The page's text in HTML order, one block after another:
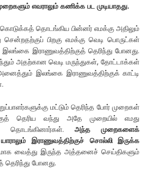
எவராலும் கணிக்க பட முடியாதது.
தொடங்கிய பின்னர் எமக்கு அதிலும்
சென்றதற்குப் பிறகு எமக்கு வெடி பொருட்கள்
இராணுவத்திற்குத் தெரிந்து போனது.
அதற்கான வெடி மருந்துகள், தோட்டாக்கள்
இலங்கை இராணுவத்திற்குக் காட்டி
மட்டும் தெரிந்த போர் முறைகள்
தெரிய வந்து அதே முறையில் எமது
தொடங்கினார்கள்.அந்த முறைகளைக்
இராணுவத்திற்குச் சொல்லி இருக்க
வைத்து இருந்த அத்தனைச் செய்திகளும்
போனது.